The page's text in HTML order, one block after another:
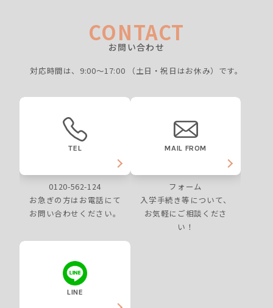
CONTACT
お問い合わせ
対応時間は、9:00〜17:00 （土日・祝日はお休み）です。
TEL
0120-562-124
お急ぎの方はお電話にて
お問い合わせください。
MAIL FROM
フォーム
入学手続き等について、
お気軽にご相談くださ
い！
LINE